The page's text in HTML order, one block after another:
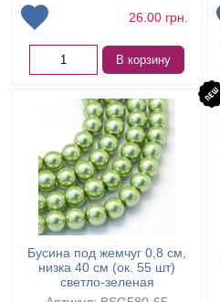
26.00 грн.
В корзину
Бусина под жемчуг 0,8 см,
низка 40 см (ок. 55 шт)
светло-зеленая